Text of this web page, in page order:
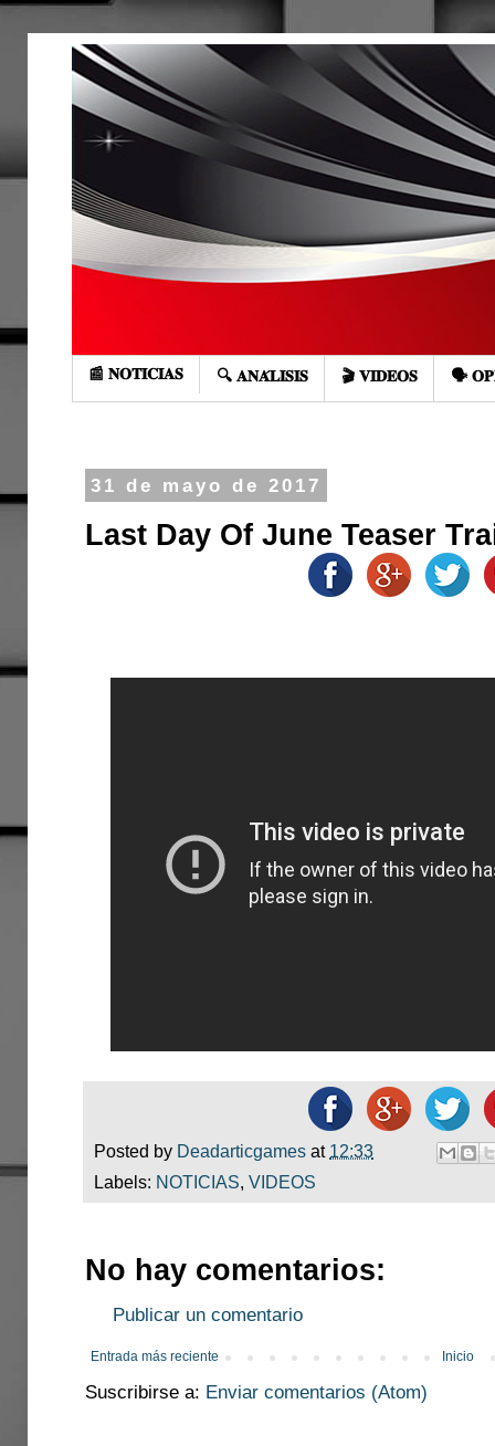
📰 𝐍𝐎𝐓𝐈𝐂𝐈𝐀𝐒 🔍 𝐀𝐍𝐀́𝐋𝐈𝐒𝐈𝐒 🎬 𝐕𝐈𝐃𝐄𝐎𝐒 🗣️
31 de mayo de 2017
Last Day Of June Teaser
Posted by Deadarticgames at 12:33
Labels: NOTICIAS, VIDEOS
No hay comentarios:
Publicar un comentario
Entrada más reciente Inicio
Suscribirse a: Enviar comentarios (Atom)